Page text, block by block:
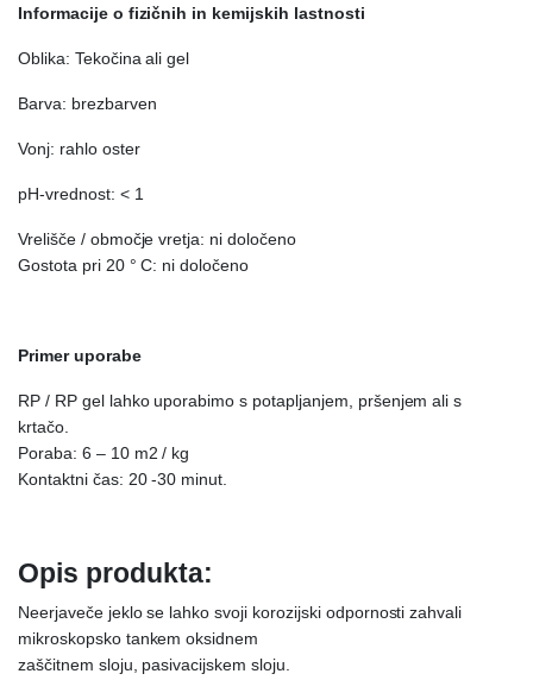
Informacije o fizičnih in kemijskih lastnosti
Oblika: Tekočina ali gel
Barva: brezbarven
Vonj: rahlo oster
pH-vrednost: < 1
Vrelišče / območje vretja: ni določeno
Gostota pri 20 ° C: ni določeno
Primer uporabe
RP / RP gel lahko uporabimo s potapljanjem, pršenjem ali s
krtačo.
Poraba: 6 – 10 m2 / kg
Kontaktni čas: 20 -30 minut.
Opis produkta:
Neerjaveče jeklo se lahko svoji korozijski odpornosti zahvali
mikroskopsko tankem oksidnem
zaščitnem sloju, pasivacijskem sloju.